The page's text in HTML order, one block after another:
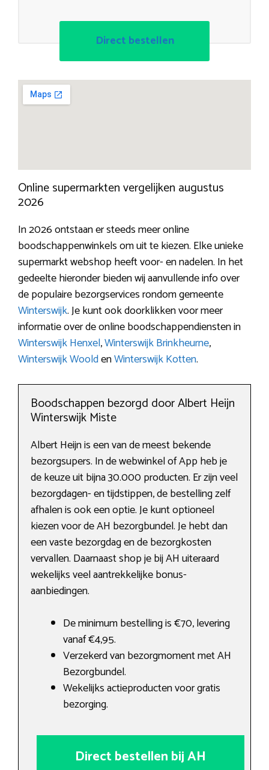
Direct bestellen
Online supermarkten vergelijken augustus
2026
In 2026 ontstaan er steeds meer online
boodschappenwinkels om uit te kiezen. Elke unieke
supermarkt webshop heeft voor- en nadelen. In het
gedeelte hieronder bieden wij aanvullende info over
de populaire bezorgservices rondom gemeente
Winterswijk. Je kunt ook doorklikken voor meer
informatie over de online boodschappendiensten in
Winterswijk Henxel,Winterswijk Brinkheurne,
Winterswijk WooldenWinterswijk Kotten.
Boodschappen bezorgd door Albert Heijn
Winterswijk Miste
Albert Heijn is een van de meest bekende
bezorgsupers. In de webwinkel of App heb je
de keuze uit bijna 30.000 producten. Er zijn veel
bezorgdagen- en tijdstippen, de bestelling zelf
afhalen is ook een optie. Je kunt optioneel
kiezen voor de AH bezorgbundel. Je hebt dan
een vaste bezorgdag en de bezorgkosten
vervallen. Daarnaast shop je bij AH uiteraard
wekelijks veel aantrekkelijke bonus-
aanbiedingen.
De minimum bestelling is €70, levering
vanaf €4,95.
Verzekerd van bezorgmoment met AH
Bezorgbundel.
Wekelijks actieproducten voor gratis
bezorging.
Direct bestellen bij AH